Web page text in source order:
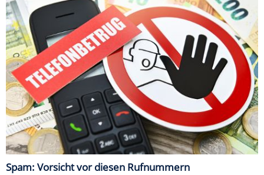
Spam: Vorsicht vor diesen Rufnummern